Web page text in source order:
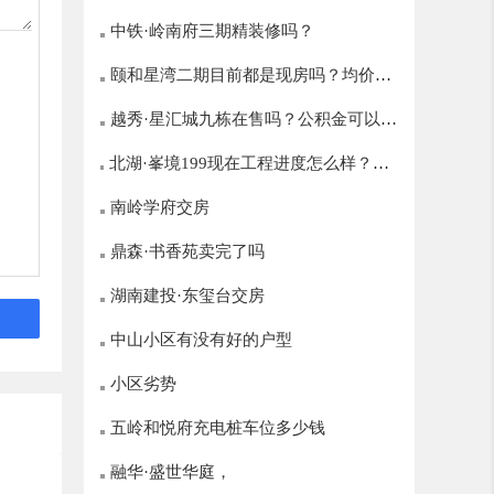
中铁·岭南府三期精装修吗？
颐和星湾二期目前都是现房吗？均价多
少？
越秀·星汇城九栋在售吗？公积金可以贷
多少？
北湖·峯境199现在工程进度怎么样？什
么时候开盘？
南岭学府交房
鼎森·书香苑卖完了吗
湖南建投·东玺台交房
中山小区有没有好的户型
小区劣势
五岭和悦府充电桩车位多少钱
融华·盛世华庭，